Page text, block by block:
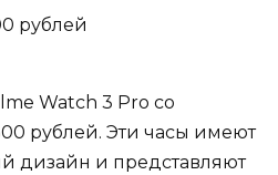
рублей
Watch 3 Pro со
рублей. Эти часы имеют
дизайн и представляют